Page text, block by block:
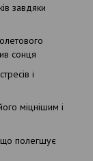
завдяки
сонця
і
міцнішим і
що полегшує